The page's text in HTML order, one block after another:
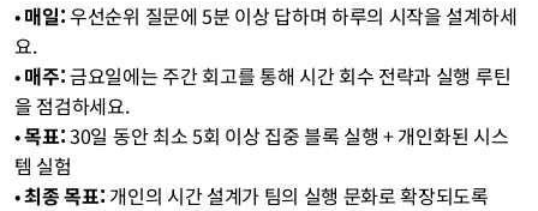
• 매일: 우선순위 질문에 5분 이상 답하며 하루의 시작을 설계하세
요.
• 매주: 금요일에는 주간 회고를 통해 시간 회수 전략과 실행 루틴
을 점검하세요.
• 목표: 30일 동안 최소 5회 이상 집중 블록 실행 + 개인화된 시스
템 실험
• 최종 목표: 개인의 시간 설계가 팀의 실행 문화로 확장되도록